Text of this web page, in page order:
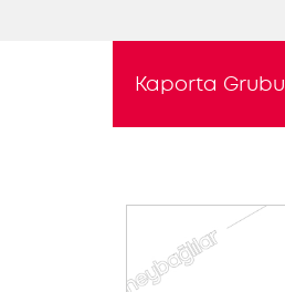
Kaporta Grubu